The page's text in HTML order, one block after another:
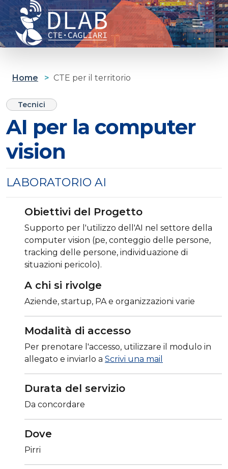
Cagliari D-lab
Home > CTE per il territorio
Tecnici
AI per la computer
vision
LABORATORIO AI
Obiettivi del Progetto
Supporto per l'utilizzo dell'AI nel settore della
computer vision (pe, conteggio delle persone,
tracking delle persone, individuazione di
situazioni pericolo).
A chi si rivolge
Aziende, startup, PA e organizzazioni varie
Modalità di accesso
Per prenotare l'accesso, utilizzare il modulo in
allegato e inviarlo a Scrivi una mail
Durata del servizio
Da concordare
Dove
Pirri